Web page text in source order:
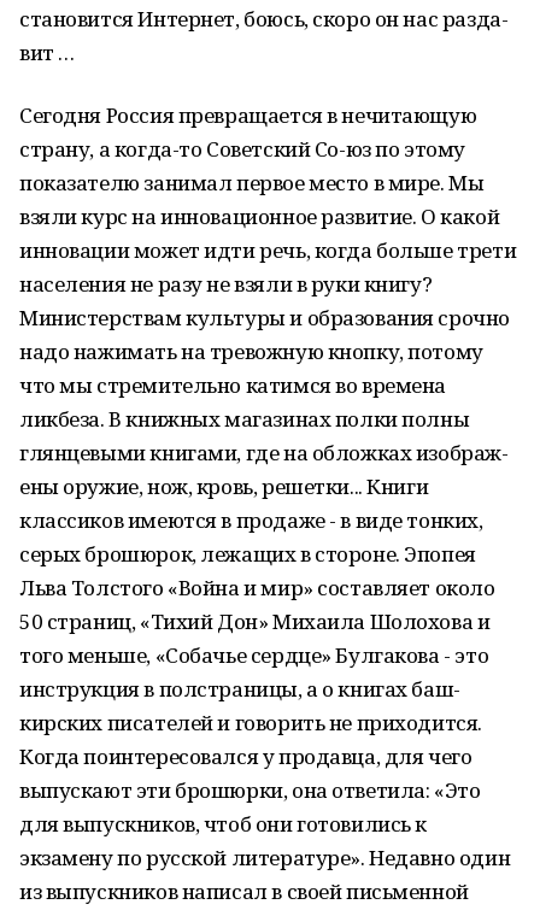
становится Ин­те­р­нет, бо­юсь, скоро он нас разда­
вит …
Сегодня Россия превращается в нечитающую
страну, а когда-то Советский Со-юз по этому
показателю занимал первое место в мире. Мы
взяли курс на инновационное развитие. О какой
инновации может идти речь, когда больше трети
населения не разу не взяли в руки книгу?
Министерствам культуры и образования срочно
надо нажимать на тревожную кнопку, потому
что мы стремительно катимся во времена
ликбеза. В книжных магазинах полки полны
глянцевыми книг­ами, где на обложках изобра­ж­
ены оружие, нож, кровь, решетки... Книги
классиков имеются в продаже - в ви­­де тонких,
серых брошюрок, лежащих в сторо­не. Эпопея
Льва Тол­стого «Во­й­­на и мир» составляет около
50 страниц, «Тихий Дон» Мих­аила Шолохова и
то­го меньше, «Со­­бачье сердце» Булгакова - это
инструкция в полстраницы, а о книгах баш­
кирских пи­сателей и говорить не приходится.
Когда поинтересовался у про­давца, для чего
выпускают эти брошюрки, она ответила: «Это
для выпускников, чтоб они готовились к
экзамену по рус­ской литературе». Недавно один
из выпускников нап­исал в своей письменной